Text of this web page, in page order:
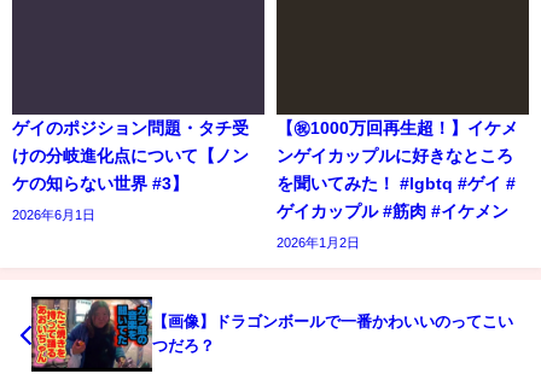
ゲイのポジション問題・タチ受
けの分岐進化点について【ノン
ケの知らない世界 #3】
2026年6月1日
【㊗️1000万回再生超！】イケメ
ンゲイカップルに好きなところ
を聞いてみた！ #lgbtq #ゲイ #
ゲイカップル #筋肉 #イケメン
2026年1月2日
【画像】ドラゴンボールで一番かわいいのってこい
つだろ？